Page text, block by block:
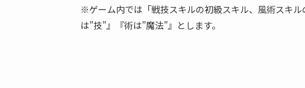
※ゲーム内では「戦技スキルの初級スキル、風術スキ
は”技”』『術は”魔法”』とします。